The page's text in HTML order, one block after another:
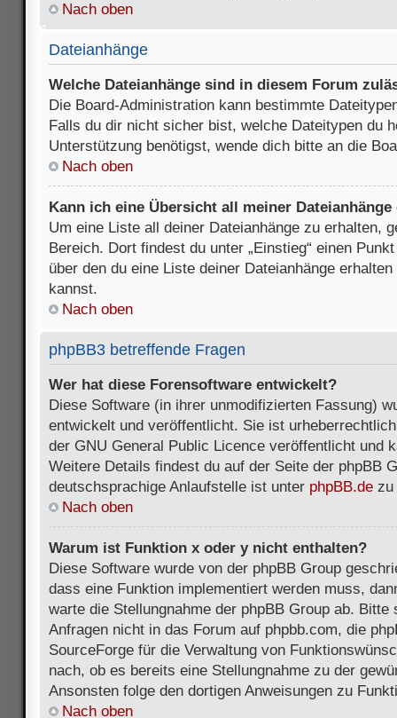
Nach oben
Dateianhänge
Welche Dateianhänge sind in diesem Forum
Die Board-Administration kann bestimmte
Falls du dir nicht sicher bist, welche Dateitypen du
Unterstützung benötigst, wende dich bitte an die
Nach oben
Kann ich eine Übersicht all meiner Dateianhänge
Um eine Liste all deiner Dateianhänge zu erhalten,
Bereich. Dort findest du unter „Einstieg“ einen
über den du eine Liste deiner Dateianhänge
kannst.
Nach oben
phpBB3 betreffende Fragen
Wer hat diese Forensoftware entwickelt?
Diese Software (in ihrer unmodifizierten Fassung)
entwickelt und veröffentlicht. Sie ist
der GNU General Public Licence veröffentlicht und
Weitere Details findest du auf der Seite der phpBB
deutschsprachige Anlaufstelle ist unter phpBB.de zu
Nach oben
Warum ist Funktion x oder y nicht enthalten?
Diese Software wurde von der phpBB Group
dass eine Funktion implementiert werden muss,
warte die Stellungnahme der phpBB Group ab. Bitte
Anfragen nicht in das Forum auf phpbb.com, die
SourceForge für die Verwaltung von
nach, ob es bereits eine Stellungnahme zu der
Ansonsten folge den dortigen Anweisungen zu
Nach oben